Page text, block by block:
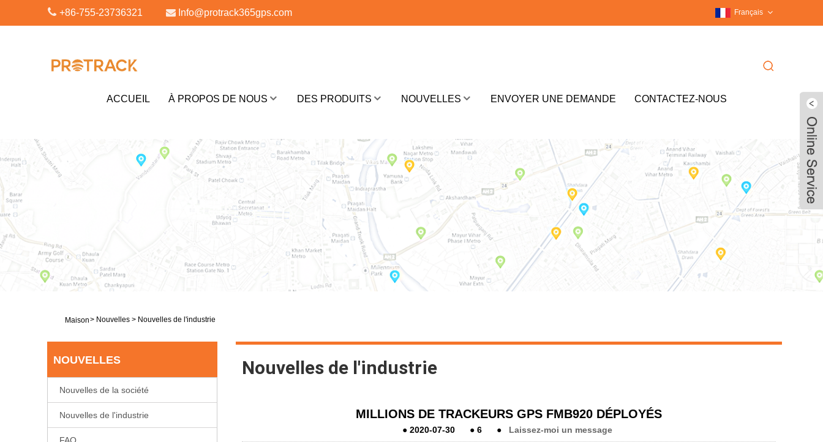
+86-755-23736321 Info@protrack365gps.com Français
ACCUEIL À PROPOS DE NOUS DES PRODUITS NOUVELLES ENVOYER UNE DEMANDE CONTACTEZ-NOUS
Maison> Nouvelles > Nouvelles de l'industrie
NOUVELLES
Nouvelles de la société
Nouvelles de l'industrie
Nouvelles de l'industrie
MILLIONS DE TRACKEURS GPS FMB920 DÉPLOYÉS
● 2020-07-30 ● 6 ● Laissez-moi un message